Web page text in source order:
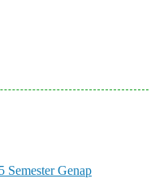
Semester Genap